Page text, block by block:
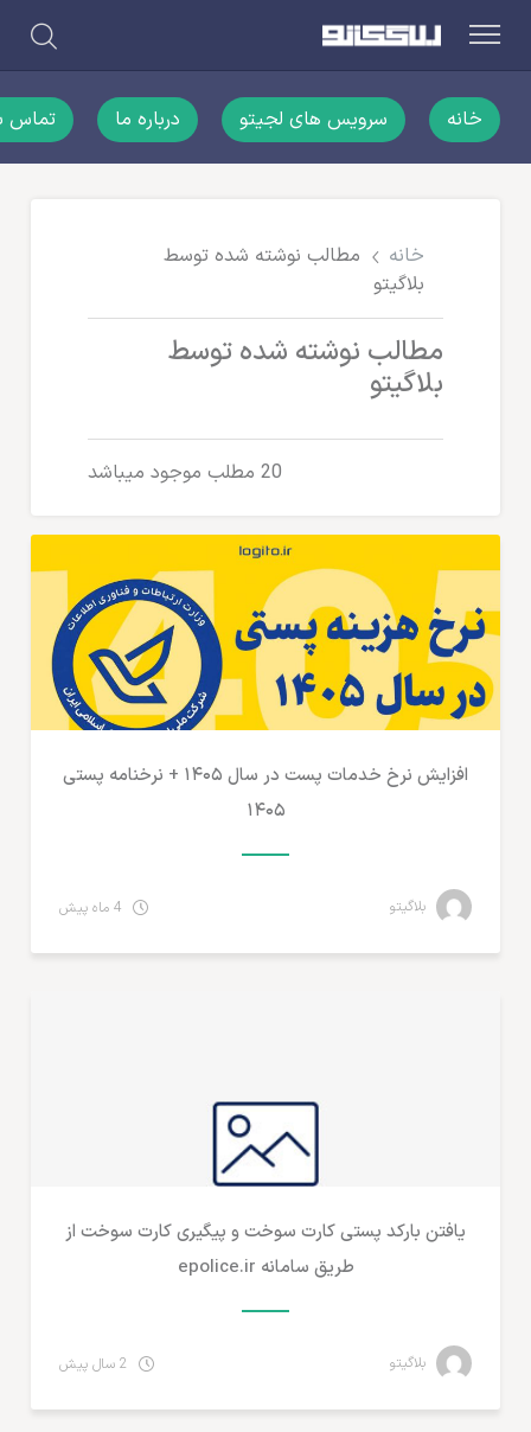
خانه سرویس های لجیتو درباره ما تماس
خانه
مطالب نوشته شده توسط
بلاگیتو
مطالب نوشته شده توسط
بلاگیتو
20 مطلب موجود میباشد
مطالب لجستیک و خدمات پستی
افزایش نرخ خدمات پست در سال ۱۴۰۵ + نرخنامه پستی
۱۴۰۵
بلاگیتو
یافتن بارکد پستی کارت سوخت و پیگیری کارت سوخت از
طریق سامانه epolice.ir
بلاگیتو